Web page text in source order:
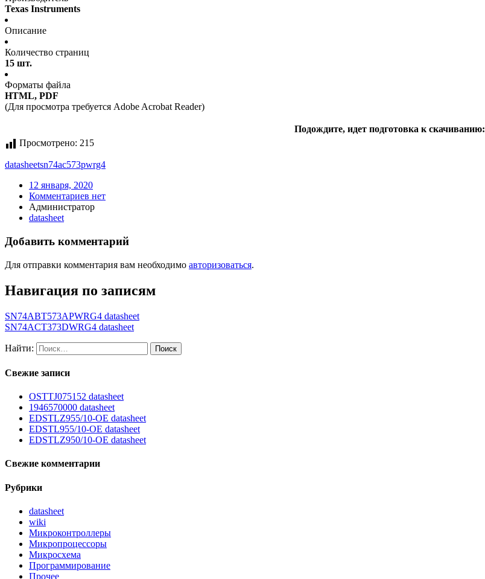
Texas Instruments
Описание
Количество страниц
15 шт.
Форматы файла
HTML, PDF
(Для просмотра требуется Adobe Acrobat Reader)
Подождите, идет подготовка к скачиванию:
Просмотрено: 215
datasheetsn74ac573pwrg4
12 января, 2020
Комментариев нет
Администратор
datasheet
Добавить комментарий
Для отправки комментария вам необходимо авторизоваться.
Навигация по записям
SN74ABT573APWRG4 datasheet
SN74ACT373DWRG4 datasheet
Найти:
Свежие записи
OSTTJ075152 datasheet
1946570000 datasheet
EDSTLZ955/10-OE datasheet
EDSTL955/10-OE datasheet
EDSTLZ950/10-OE datasheet
Свежие комментарии
Рубрики
datasheet
wiki
Микроконтроллеры
Микропроцессоры
Микросхема
Программирование
Прочее